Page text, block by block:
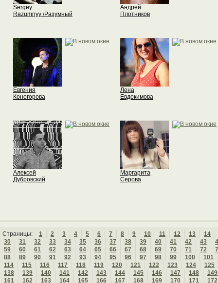
Sergey
Razumnyy /Разумный
Андрей
Плотников
Евгения
Коногорова
Лена
Евдокимова
Алексей
Дубровский
Маргарита
Серова
Страницы: 1 2 3 4 5 6 7 8 9 10 11 12 13
14
30
31 32 33 34 35 36 37 38 39 40 41 42 43
59
60 61 62 63 64 65 66 67 68 69 70 71 72
88
89 90 91 92 93 94 95 96 97 98 99 100
101
114
115 116 117 118 119 120 121 122 123 124
125
138
139 140 141 142 143 144 145 146 147 148
149
161
162 163 164 165 166 167 168 169 170 171
172